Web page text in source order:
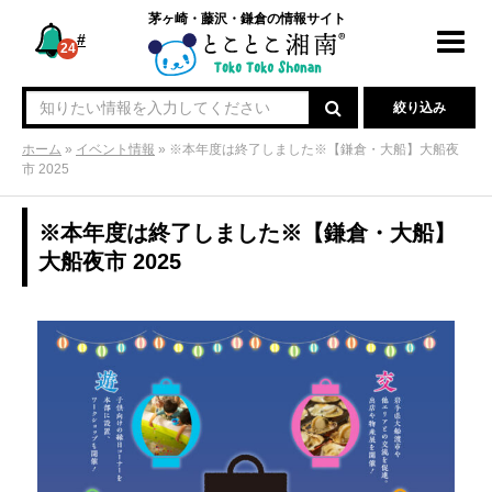
#
24
茅ヶ崎・藤沢・鎌倉の情報サイト
絞り込み
ホーム » イベント情報 » ※本年度は終了しました※【鎌倉・大船】大船夜
市 2025
※本年度は終了しました※【鎌倉・大船】
大船夜市 2025